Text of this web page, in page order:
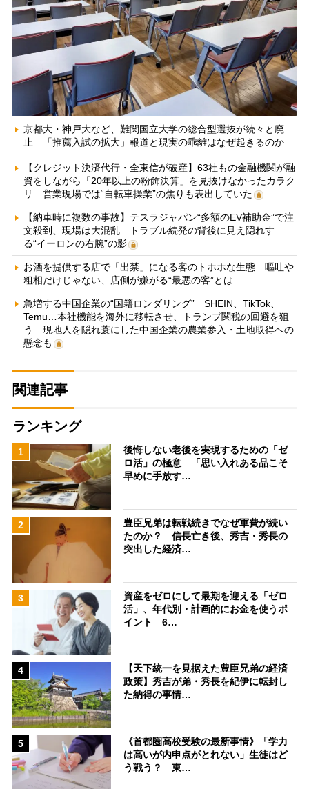
京都大・神戸大など、難関国立大学の総合型選抜が続々と廃
止 「推薦入試の拡大」報道と現実の乖離はなぜ起きるのか
【クレジット決済代行・全東信が破産】63社もの金融機関が融
資をしながら「20年以上の粉飾決算」を見抜けなかったカラク
リ 営業現場では“自転車操業”の焦りも表出していた
【納車時に複数の事故】テスラジャパン“多額のEV補助金”で注
文殺到、現場は大混乱 トラブル続発の背後に見え隠れす
る“イーロンの右腕”の影
お酒を提供する店で「出禁」になる客のトホホな生態 嘔吐や
粗相だけじゃない、店側が嫌がる“最悪の客”とは
急増する中国企業の“国籍ロンダリング” SHEIN、TikTok、
Temu…本社機能を海外に移転させ、トランプ関税の回避を狙
う 現地人を隠れ蓑にした中国企業の農業参入・土地取得への
懸念も
関連記事
ランキング
1
後悔しない老後を実現するための「ゼ
ロ活」の極意 「思い入れある品こそ
早めに手放す…
2
豊臣兄弟は転戦続きでなぜ軍費が続い
たのか？ 信長亡き後、秀吉・秀長の
突出した経済…
3
資産をゼロにして最期を迎える「ゼロ
活」、年代別・計画的にお金を使うポ
イント 6…
4
【天下統一を見据えた豊臣兄弟の経済
政策】秀吉が弟・秀長を紀伊に転封し
た納得の事情…
5
《首都圏高校受験の最新事情》「学力
は高いが内申点がとれない」生徒はど
う戦う？ 東…